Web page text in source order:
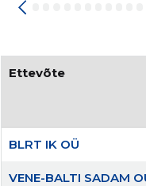
Ettevõte
BLRT IK OÜ
VENE-BALTI SADAM